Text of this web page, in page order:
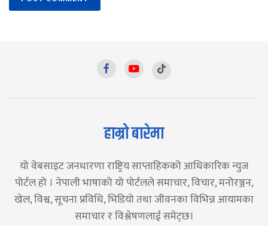
हाम्रो बारेमा
यो वेबसाइट जनधारणा राष्ट्रिय साप्ताहिकको आधिकारिक न्युज
पोर्टल हो । नेपाली भाषाको यो पोर्टलले समाचार, विचार, मनोरञ्जन,
खेल, विश्व, सूचना प्रविधि, भिडियो तथा जीवनका विभिन्न आयामका
समाचार र विश्लेषणलाई समेट्छ।